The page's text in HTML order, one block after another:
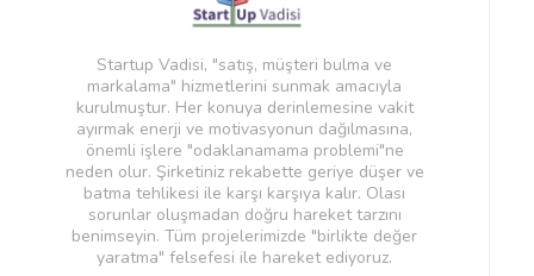
Startup Vadisi, "satış, müşteri bulma ve
markalama" hizmetlerini sunmak amacıyla
kurulmuştur. Her konuya derinlemesine vakit
ayırmak enerji ve motivasyonun dağılmasına,
önemli işlere "odaklanamama problemi"ne
neden olur. Şirketiniz rekabette geriye düşer ve
batma tehlikesi ile karşı karşıya kalır. Olası
sorunlar oluşmadan doğru hareket tarzını
benimseyin. Tüm projelerimizde "birlikte değer
yaratma" felsefesi ile hareket ediyoruz.